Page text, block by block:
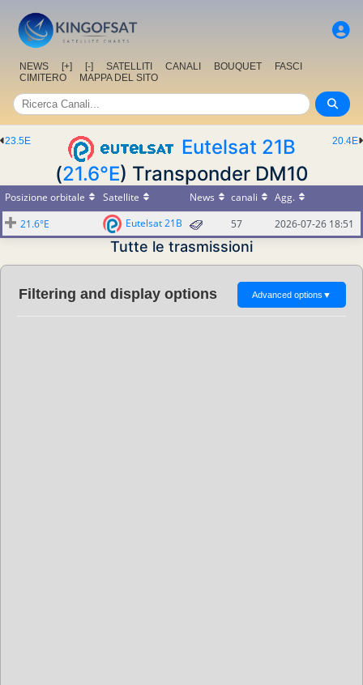
NEWS [+] [-] SATELLITI CANALI BOUQUET
FASCI
CIMITERO
MAPPA DEL SITO
20.4E
23.5E
Eutelsat 21B
(21.6°E) Transponder DM10
Posizione orbitale Satellite News canali
Agg.
21.6°E
Eutelsat 21B 57 2026-07-26 18:51
Tutte le trasmissioni
Filtering and display options Advanced options ▼